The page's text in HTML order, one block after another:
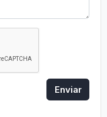
Enviar